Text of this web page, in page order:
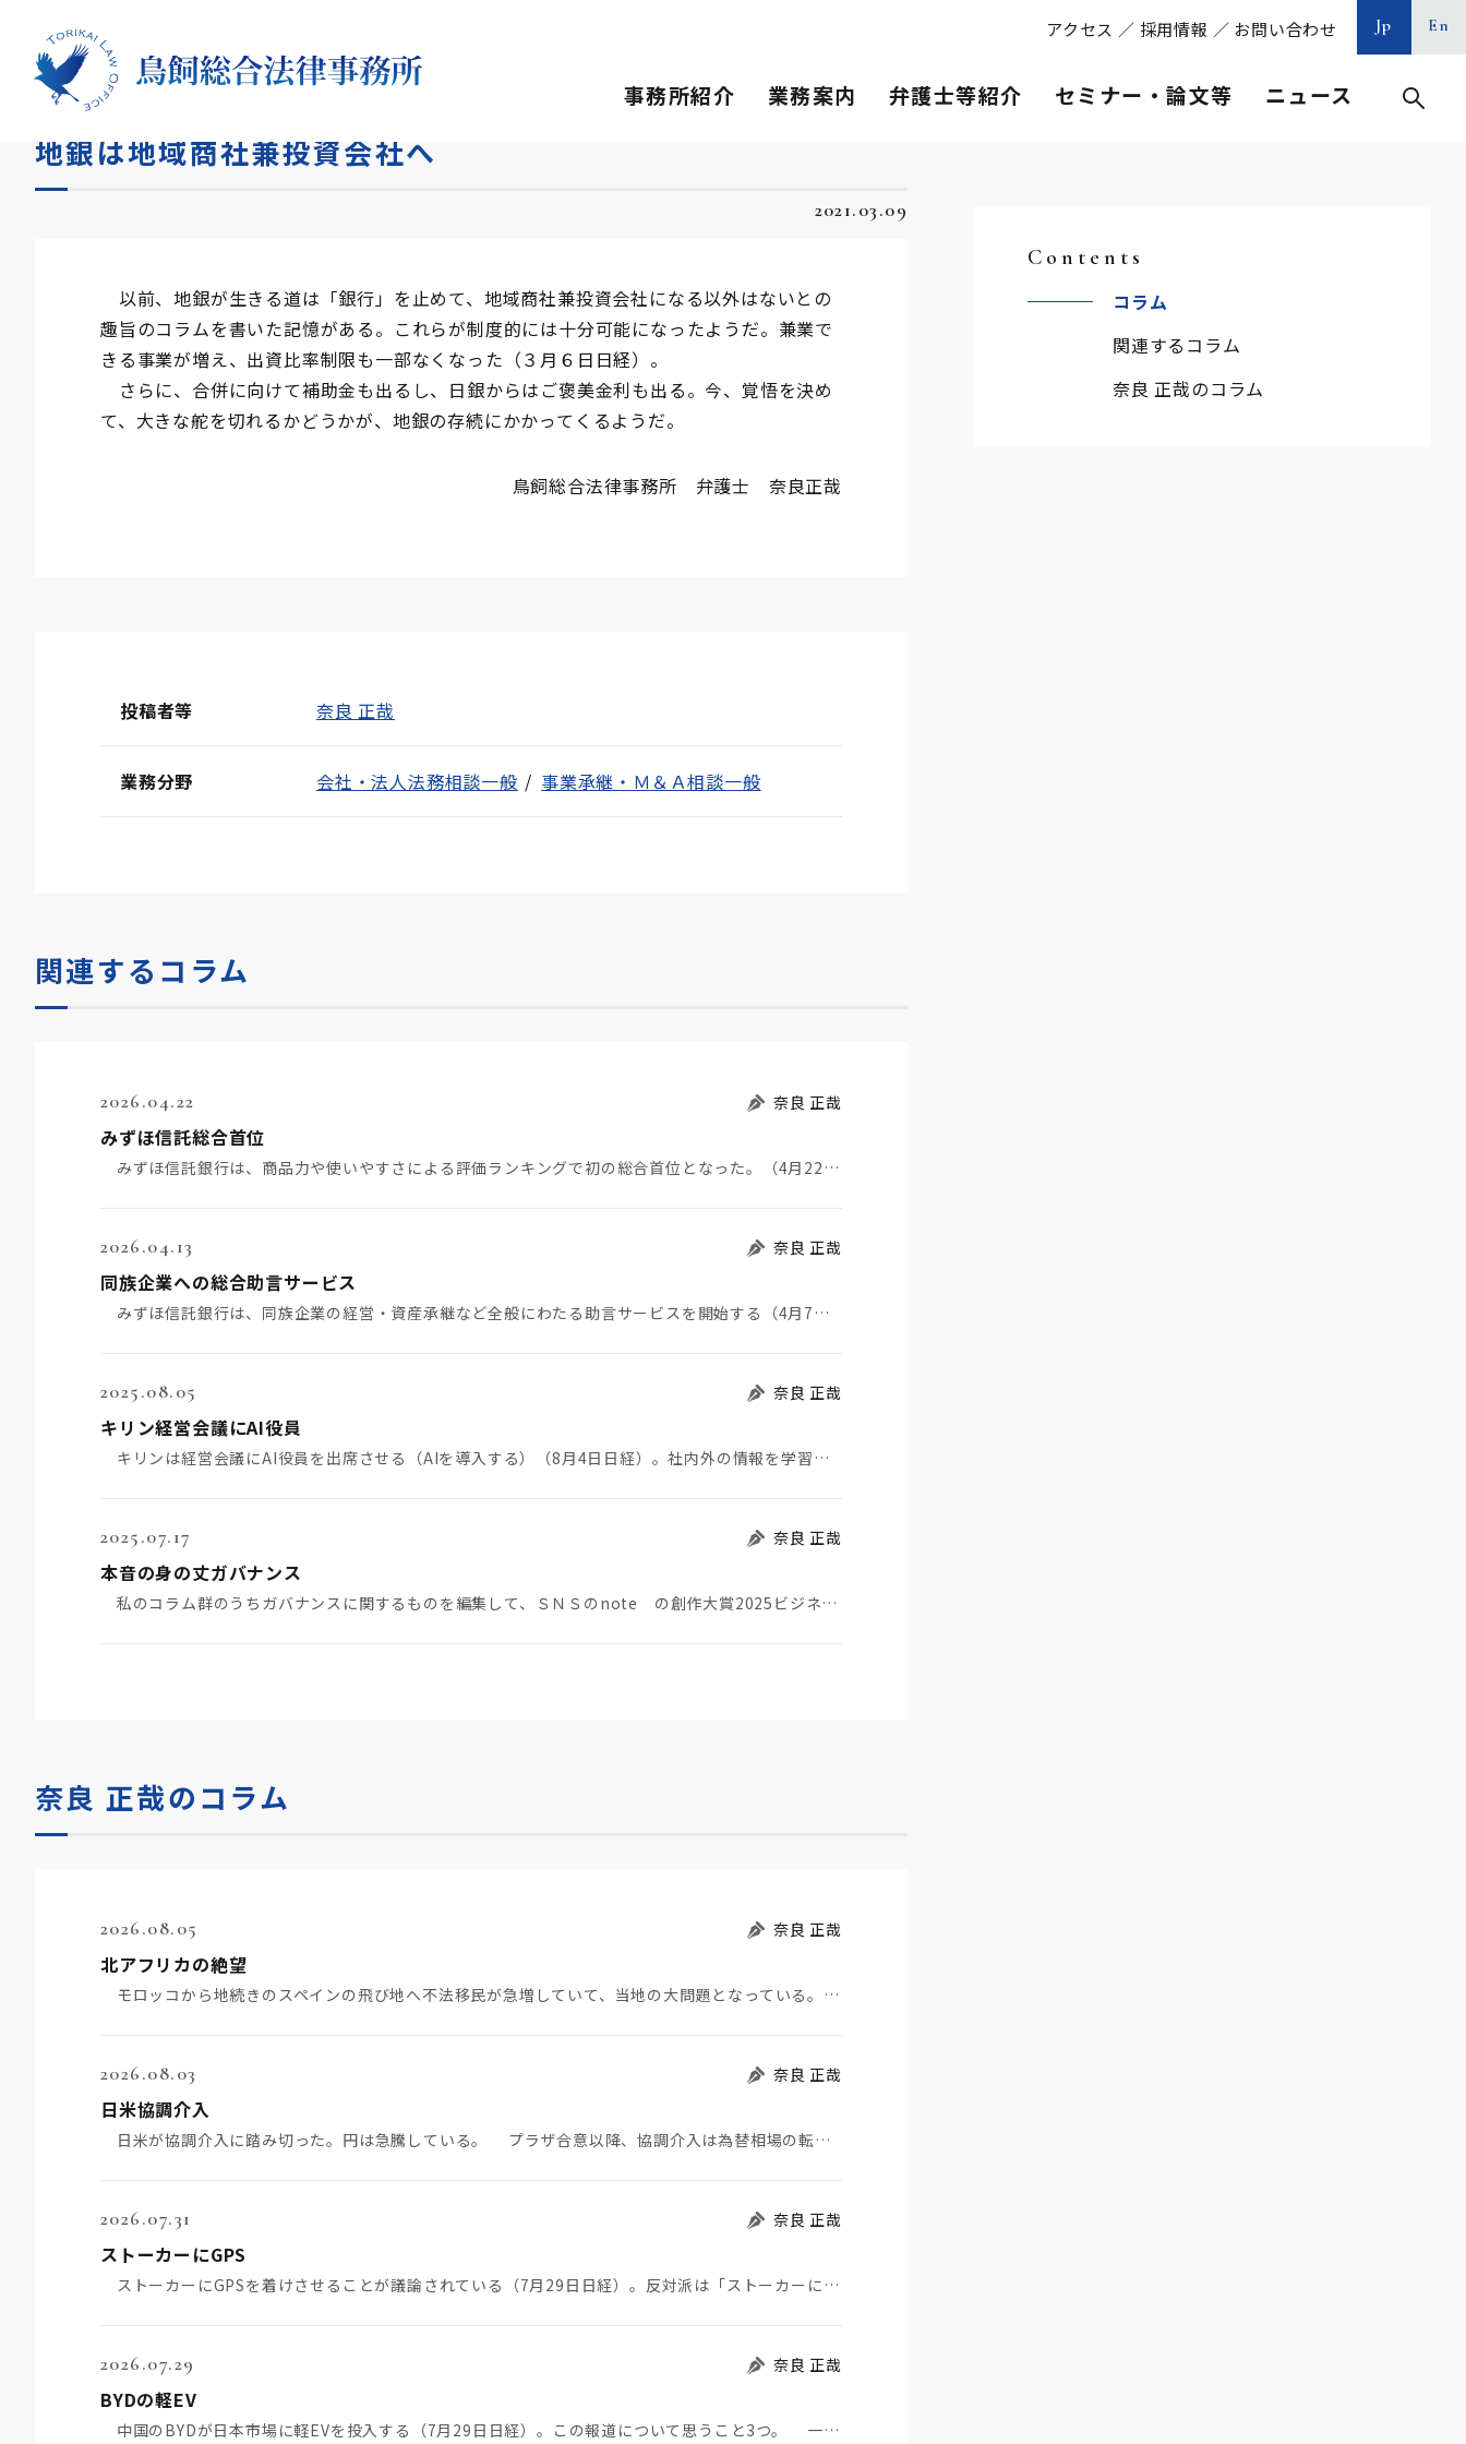
アクセス ／ 採用情報 ／ お問い合わせ Jp En
事務所紹介 業務案内 弁護士等紹介 セミナー・論文等 ニュース
HOME
地銀は地域商社兼投資会社へ
2021.03.09
以前、地銀が生きる道は「銀行」を止めて、地域商社兼投資会社になる以外はないとの
趣旨のコラムを書いた記憶がある。これらが制度的には十分可能になったようだ。兼業で
きる事業が増え、出資比率制限も一部なくなった（３月６日日経）。
さらに、合併に向けて補助金も出るし、日銀からはご褒美金利も出る。今、覚悟を決め
て、大きな舵を切れるかどうかが、地銀の存続にかかってくるようだ。
鳥飼総合法律事務所 弁護士 奈良正哉
投稿者等 奈良 正哉
業務分野 会社・法人法務相談一般 事業承継・Ｍ＆Ａ相談一般
関連するコラム
2026.04.22 奈良 正哉
みずほ信託総合首位
みずほ信託銀行は、商品力や使いやすさによる評価ランキングで初の総合首位となった。（4月22日日経評…
2026.04.13 奈良 正哉
同族企業への総合助言サービス
みずほ信託銀行は、同族企業の経営・資産承継など全般にわたる助言サービスを開始する（4月7日日経）。…
2025.08.05 奈良 正哉
キリン経営会議にAI役員
キリンは経営会議にAI役員を出席させる（AIを導入する）（8月4日日経）。社内外の情報を学習させて…
2025.07.17 奈良 正哉
本音の身の丈ガバナンス
私のコラム群のうちガバナンスに関するものを編集して、ＳＮＳのnote の創作大賞2025ビジネス部…
奈良 正哉のコラム
2026.08.05 奈良 正哉
北アフリカの絶望
モロッコから地続きのスペインの飛び地へ不法移民が急増していて、当地の大問題となっている。「海を泳い…
2026.08.03 奈良 正哉
日米協調介入
日米が協調介入に踏み切った。円は急騰している。 プラザ合意以降、協調介入は為替相場の転機になって…
2026.07.31 奈良 正哉
ストーカーにGPS
ストーカーにGPSを着けさせることが議論されている（7月29日日経）。反対派は「ストーカーにも人権…
2026.07.29 奈良 正哉
BYDの軽EV
中国のBYDが日本市場に軽EVを投入する（7月29日日経）。この報道について思うこと3つ。 一つ…
Contents
コラム
関連するコラム
奈良 正哉のコラム